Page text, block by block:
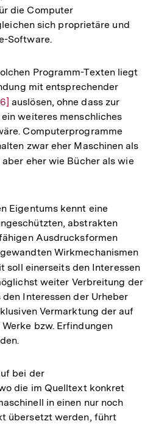
die Computer
sich proprietäre und
Software.
Programm-Texten liegt
mit entsprechender
auslösen, ohne dass zur
weiteres menschliches
Computerprogramme
zwar eher Maschinen als
eher wie Bücher als wie
Eigentums kennt eine
abstrakten
Ausdrucksformen
Wirkmechanismen
soll einerseits den Interessen
weiter Verbreitung der
Interessen der Urheber
Vermarktung der auf
bzw. Erfindungen
bei der
die im Quelltext konkret
in einen nur noch
übersetzt werden, führt